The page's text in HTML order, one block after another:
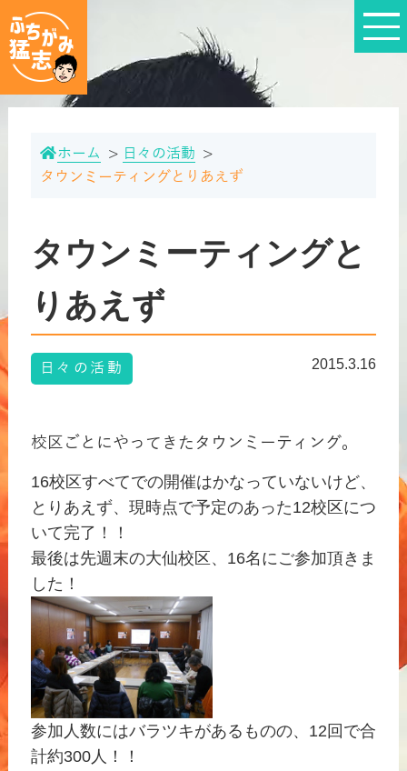
ホーム
日々の活動
タウンミーティングとりあえず
タウンミーティングと
りあえず
日々の活動 2015.3.16
校区ごとにやってきたタウンミーティング。
16校区すべてでの開催はかなっていないけど、
とりあえず、現時点で予定のあった12校区につ
いて完了！！
最後は先週末の大仙校区、16名にご参加頂きま
した！
参加人数にはバラツキがあるものの、12回で合
計約300人！！